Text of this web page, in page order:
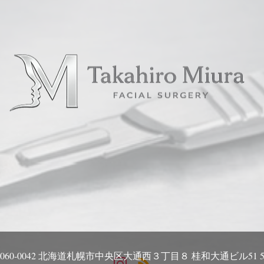
0042 北海道札幌市中央区大通西３丁目８ 桂和大通ビル51